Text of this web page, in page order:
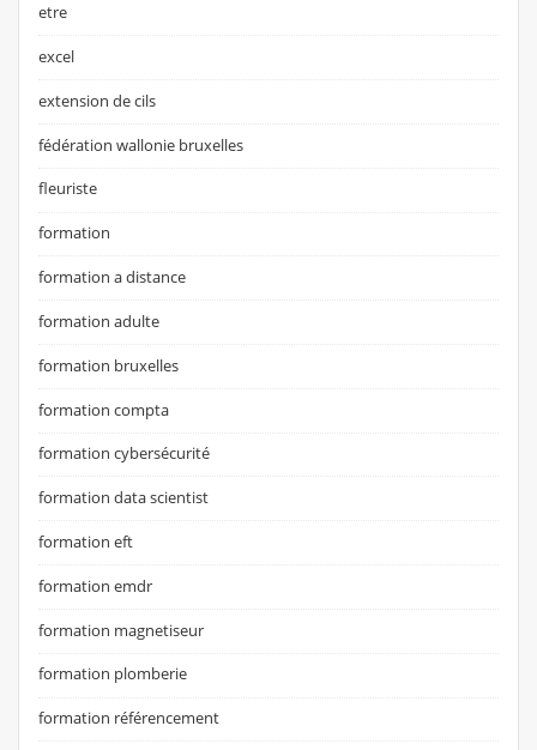
etre
excel
extension de cils
fédération wallonie bruxelles
fleuriste
formation
formation a distance
formation adulte
formation bruxelles
formation compta
formation cybersécurité
formation data scientist
formation eft
formation emdr
formation magnetiseur
formation plomberie
formation référencement